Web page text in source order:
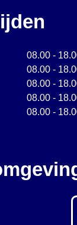
08.00 -
08.00 -
08.00 -
08.00 -
08.00 -